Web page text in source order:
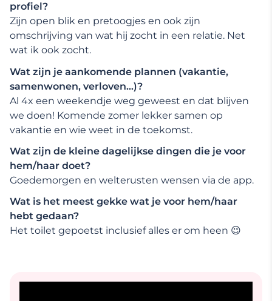
profiel?
Zijn open blik en pretoogjes en ook zijn
omschrijving van wat hij zocht in een relatie. Net
wat ik ook zocht.
Wat zijn je aankomende plannen (vakantie,
samenwonen, verloven…)?
Al 4x een weekendje weg geweest en dat blijven
we doen! Komende zomer lekker samen op
vakantie en wie weet in de toekomst.
Wat zijn de kleine dagelijkse dingen die je voor
hem/haar doet?
Goedemorgen en welterusten wensen via de app.
Wat is het meest gekke wat je voor hem/haar
hebt gedaan?
Het toilet gepoetst inclusief alles er om heen 😉